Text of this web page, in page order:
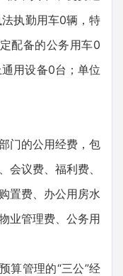
执勤用车0辆，特
配备的公务用车0
用设备0台；单位
的公用经费，包
会议费、福利费、
置费、办公用房水
业管理费、公务用
管理的“三公”经